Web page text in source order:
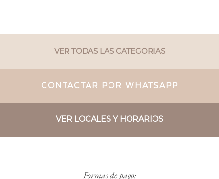
VER TODAS LAS CATEGORIAS
CONTACTAR POR WHATSAPP
VER LOCALES Y HORARIOS
Formas de pago: